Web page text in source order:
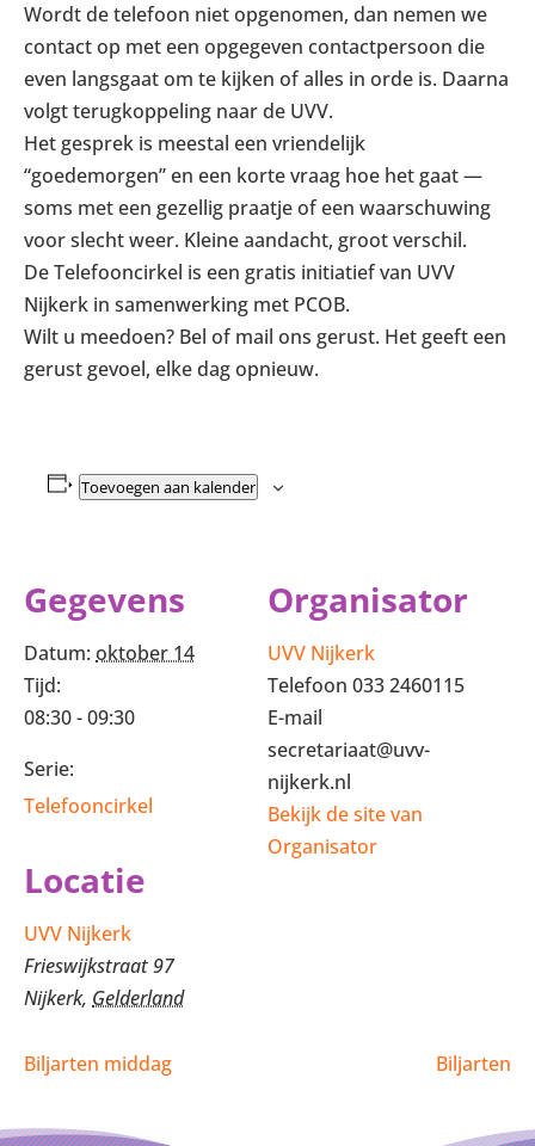
Wordt de telefoon niet opgenomen, dan nemen we
contact op met een opgegeven contactpersoon die
even langsgaat om te kijken of alles in orde is. Daarna
volgt terugkoppeling naar de UVV.
Het gesprek is meestal een vriendelijk
“goedemorgen” en een korte vraag hoe het gaat —
soms met een gezellig praatje of een waarschuwing
voor slecht weer. Kleine aandacht, groot verschil.
De Telefooncirkel is een gratis initiatief van UVV
Nijkerk in samenwerking met PCOB.
Wilt u meedoen? Bel of mail ons gerust. Het geeft een
gerust gevoel, elke dag opnieuw.
Toevoegen aan kalender
Gegevens
Datum: oktober 14
Tijd:
08:30 - 09:30
Serie:
Telefooncirkel
Locatie
UVV Nijkerk
Frieswijkstraat 97
Nijkerk, Gelderland
Organisator
UVV Nijkerk
Telefoon 033 2460115
E-mail
secretariaat@uvv-
nijkerk.nl
Bekijk de site van
Organisator
Biljarten middag Biljarten